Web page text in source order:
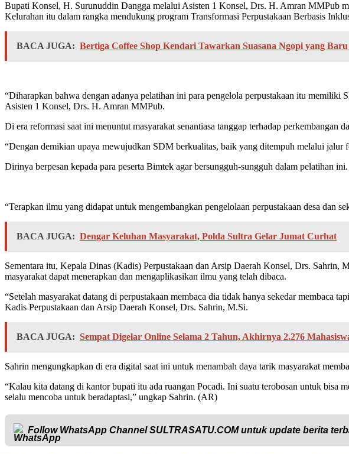
Bupati Konsel, H. Surunuddin Dangga melalui Asisten 1 Konsel, Drs. H. Amran MMPub
Kelurahan itu dalam rangka mendukung program Transformasi Perpustakaan Berbasis
BACA JUGA: Bertiga Coffee Shop Kendari Tawarkan Suasana Ngopi yang
“Diharapkan bahwa dengan adanya pelatihan ini para pengelola perpustakaan itu
Asisten 1 Konsel, Drs. H. Amran MMPub.
Di era reformasi saat ini menuntut masyarakat senantiasa tanggap terhadap perkembangan
“Dengan demikian upaya mewujudkan SDM berkualitas, baik yang ditempuh melalui
Dirinya berpesan kepada para peserta Bimtek agar bersungguh-sungguh dalam pelatihan ini.
“Terapkan ilmu yang didapat untuk mengembangkan pengelolaan perpustakaan desa dan
BACA JUGA: Dengar Keluhan Masyarakat, Polda Sultra Gelar Jumat Curhat
Sementara itu, Kepala Dinas (Kadis) Perpustakaan dan Arsip Daerah Konsel, Drs.
masyarakat dapat menerapkan dan mengaplikasikan ilmu yang telah dibaca.
“Setelah masyarakat datang di perpustakaan membaca dia tidak hanya sekedar membaca
Kadis Perpustakaan dan Arsip Daerah Konsel, Drs. Sahrin, M.Si.
BACA JUGA: Sempat Digelar Online Selama 2 Tahun, Akhirnya 2.276
Sahrin mengungkapkan di era digital saat ini untuk menambah daya tarik masyarakat
“Kalau kita datang di kantor bupati itu ada ruangan Pocadi. Ini suatu terobosan untuk bisa
selalu mencoba untuk beradaptasi,” ungkap Sahrin. (AR)
Follow WhatsApp ChannelSULTRASATU.COMuntuk update berita